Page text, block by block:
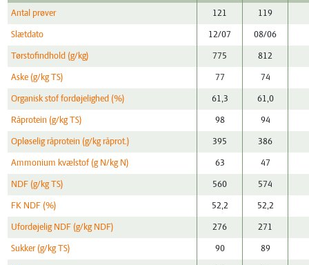
Antal prøver 121 119
Slætdato 12/07 08/06
Tørstofindhold (g/kg) 775 812
Aske (g/kg TS) 77 74
Organisk stof fordøjelighed (%) 61,3 61,0
Råprotein (g/kg TS) 98 94
Opløselig råprotein (g/kg råprot.) 395 386
Ammonium kvælstof (g N/kg N) 63 47
NDF (g/kg TS) 560 574
FK NDF (%) 52,2 52,2
Ufordøjelig NDF (g/kg NDF) 276 271
Sukker (g/kg TS) 90 89